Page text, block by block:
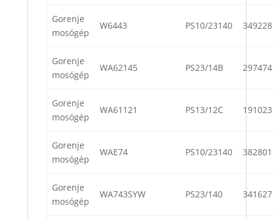
Gorenje
mosógép
W6443 PS10/23140 349228
Gorenje
mosógép
WA62145 PS23/14B 297474
Gorenje
mosógép
WA61121 PS13/12C 191023
Gorenje
mosógép
WAE74 PS10/23140 382801
Gorenje
mosógép
WA743SYW PS23/140 341627